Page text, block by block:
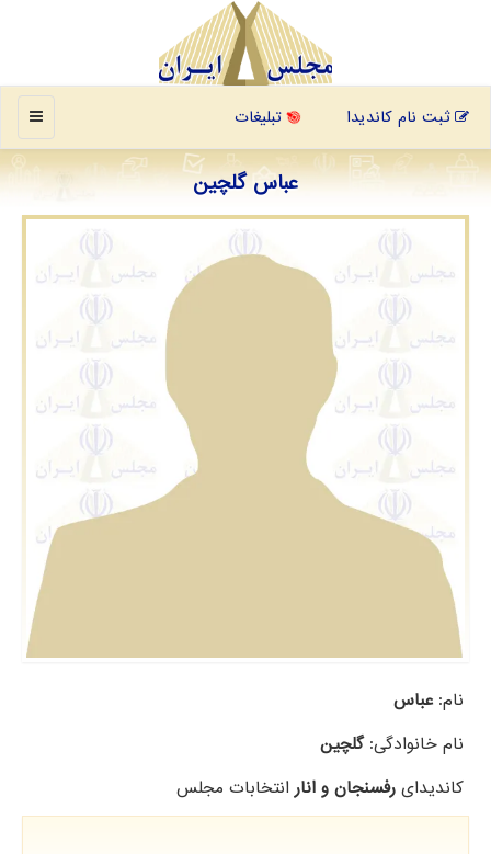
منو ثبت نام کاندیدا تبلیغات
عباس گلچین
نام: عباس
نام خانوادگی:گلچین
کاندیدای رفسنجان و انارانتخابات مجلس